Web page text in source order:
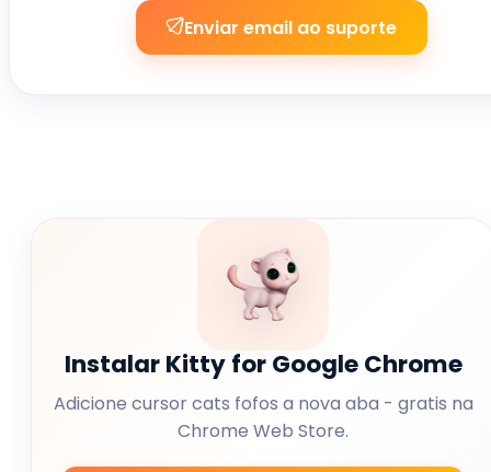
Enviar email ao suporte
Instalar Kitty for Google Chrome
Adicione cursor cats fofos a nova aba - gratis na
Chrome Web Store.